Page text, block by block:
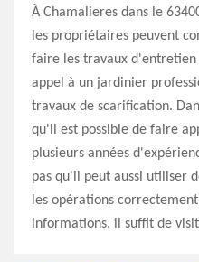
À Chamalieres dans le
les propriétaires peuvent
faire les travaux d'entretien
appel à un jardinier
travaux de scarification.
qu'il est possible de faire
plusieurs années
pas qu'il peut aussi utiliser
les opérations
informations, il suffit de